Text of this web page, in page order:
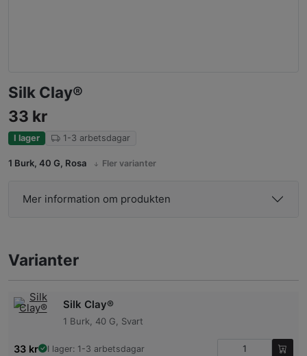
Silk Clay®
33 kr
I lager 1-3 arbetsdagar
1 Burk, 40 G, Rosa Fler varianter
Mer information om produkten
Varianter
Silk Clay®
1 Burk, 40 G, Svart
33 kr I lager: 1-3 arbetsdagar